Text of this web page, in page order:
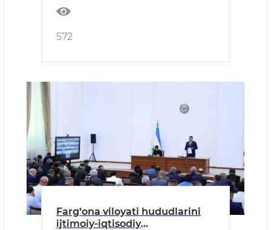
572
Farg‘ona viloyati hududlarini
ijtimoiy-iqtisodiy